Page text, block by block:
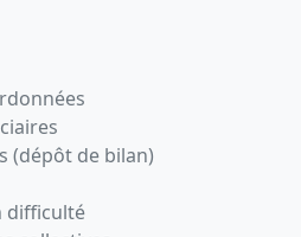
(dépôt de bilan)
difficulté